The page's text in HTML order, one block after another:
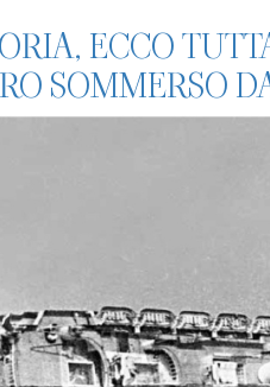
ECCO
SOMMERSO